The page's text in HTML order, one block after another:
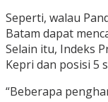
Seperti, walau
Batam dapat
Selain itu, Indeks
Kepri dan posisi 5
“Beberapa